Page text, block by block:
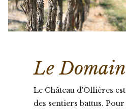
Le
Le Château d'Ollières
des sentiers battus.